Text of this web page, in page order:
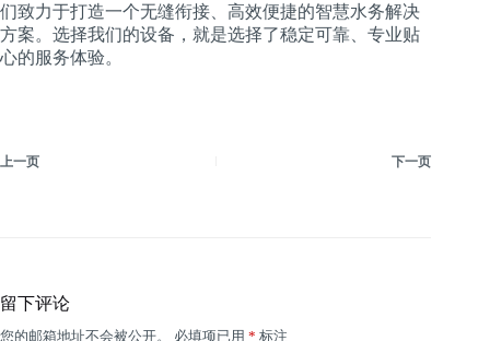
们致力于打造一个无缝衔接、高效便捷的智慧水务解决
方案。选择我们的设备，就是选择了稳定可靠、专业贴
心的服务体验。
上一页 下一页
留下评论
您的邮箱地址不会被公开。 必填项已用 * 标注